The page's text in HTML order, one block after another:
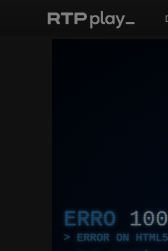
ERRO 100
ERROR ON